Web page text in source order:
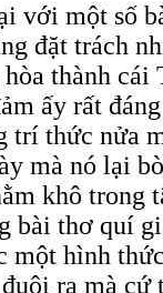
với một số
đặt trách
thành cái
ấy rất
trí thức nửa
mà nó lại
khô trong
bài thơ quí
một hình
ra mà cứ